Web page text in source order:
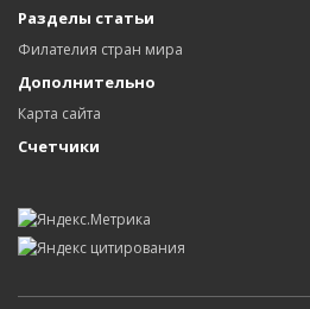
Разделы статьи
Филателия стран мира
Дополнительно
Карта сайта
Счетчики